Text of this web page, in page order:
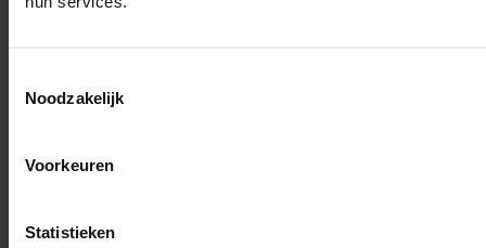
Noodzakelijk
Voorkeuren
Statistieken